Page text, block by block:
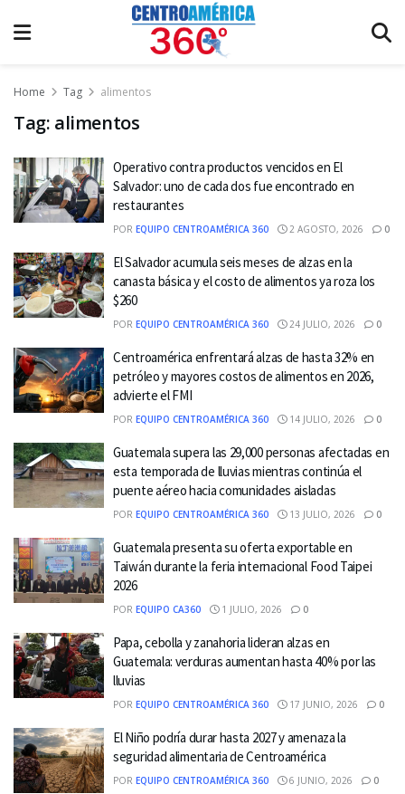
Home Tag alimentos
Tag: alimentos
Operativo contra productos vencidos en El
Salvador: uno de cada dos fue encontrado en
restaurantes
POR EQUIPO CENTROAMÉRICA 360 2 AGOSTO, 2026 0
El Salvador acumula seis meses de alzas en la
canasta básica y el costo de alimentos ya roza los
$260
POR EQUIPO CENTROAMÉRICA 360 24 JULIO, 2026 0
Centroamérica enfrentará alzas de hasta 32% en
petróleo y mayores costos de alimentos en 2026,
advierte el FMI
POR EQUIPO CENTROAMÉRICA 360 14 JULIO, 2026 0
Guatemala supera las 29,000 personas afectadas en
esta temporada de lluvias mientras continúa el
puente aéreo hacia comunidades aisladas
POR EQUIPO CENTROAMÉRICA 360 13 JULIO, 2026 0
Guatemala presenta su oferta exportable en
Taiwán durante la feria internacional Food Taipei
2026
POR EQUIPO CA360 1 JULIO, 2026 0
Papa, cebolla y zanahoria lideran alzas en
Guatemala: verduras aumentan hasta 40% por las
lluvias
POR EQUIPO CENTROAMÉRICA 360 17 JUNIO, 2026 0
El Niño podría durar hasta 2027 y amenaza la
seguridad alimentaria de Centroamérica
POR EQUIPO CENTROAMÉRICA 360 6 JUNIO, 2026 0